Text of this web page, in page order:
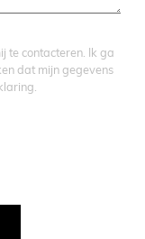
te contacteren. Ik ga
dat mijn gegevens